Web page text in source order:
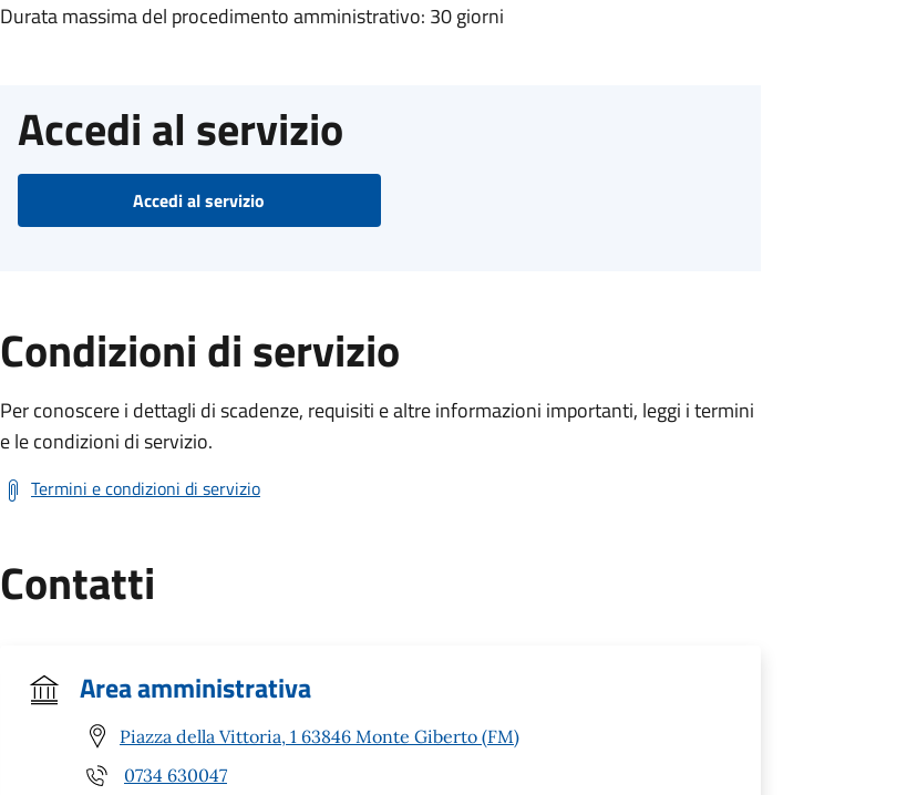
Durata massima del procedimento amministrativo: 30 giorni
Accedi al servizio
Accedi al servizio
Condizioni di servizio
Per conoscere i dettagli di scadenze, requisiti e altre informazioni importanti, leggi i termini
e le condizioni di servizio.
Termini e condizioni di servizio
Contatti
Area amministrativa
Piazza della Vittoria, 1 63846 Monte Giberto (FM)
0734 630047